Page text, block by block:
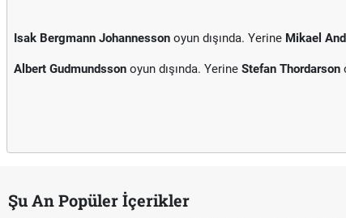
Isak Bergmann Johannesson oyun dışında. Yerine Mikael
Albert Gudmundsson oyun dışında. Yerine Stefan Thordarson
Şu An Popüler İçerikler